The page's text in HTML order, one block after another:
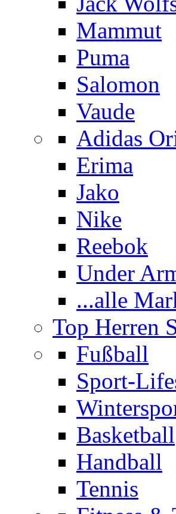
Mammut
Puma
Salomon
Vaude
Adidas
Erima
Jako
Nike
Reebok
Under
...alle
Top Herren
Fußball
Sport-
Basketball
Handball
Tennis